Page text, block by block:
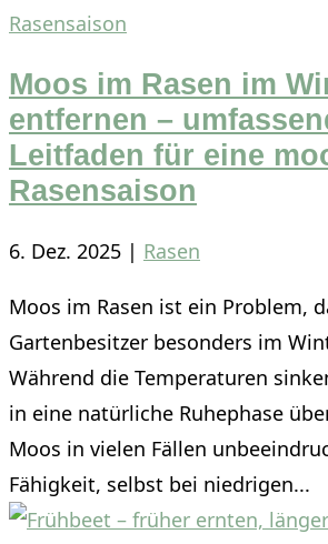
Moos im Rasen im
entfernen –
Leitfaden für eine
Rasensaison
6. Dez. 2025 | Rasen
Moos im Rasen ist ein Problem,
Gartenbesitzer besonders im
Während die Temperaturen
in eine natürliche Ruhephase
Moos in vielen Fällen
Fähigkeit, selbst bei niedrigen...